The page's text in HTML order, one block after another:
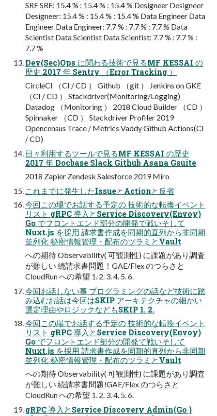
SRE SRE: 15.4 % : 15.4 % : 15.4 % Designeer Designeer
Designeer: 15.4 % : 15.4 % : 15.4 % Data Engineer Data
Engineer Data Engineer: 7.7 % : 7.7 % : 7.7 % Data
Scientist Data Scientist Data Scientist: 7.7 % : 7.7 % :
7.7 %
Dev(Sec)Ops に関わる技術で見るMF KESSAI の
歴史 2017 年 Sentry （Error Tracking ）
CircleCI （CI / CD ） Github （git ） Jenkins on GKE
（CI / CD ） Stackdriver(Monitoring/Logging)
Datadog （Monitoring ） 2018 Cloud Builder （CD ）
Spinnaker （CD ） Stackdriver Profiler 2019
Opencensus Trace / Metrics Vaddy Github Actions(CI
/ CD)
日々利用するツールで見るMF KESSAI の歴史
2017 年 Docbase Slack Github Asana Gsuite
2018 Zapier Zendesk Salesforce 2019 Miro
これまでに発生したIssueとActionと反省
今回この場でお話する予定の 技術的な転換イベント
リスト gRPC 導入とService Discovery(Envoy)
Go でフロントエンド部分の開発で戦いそして
Nuxt.js を採用 請求書作成を同期的直列から非同期
並列化 秘密情報管理・配布のツラミとVault
への期待 Observability( 可観測性) に課題があり調査
が難しい 続請求書問題！GAE/Flex のつらさと
CloudRun への希望 1. 2. 3. 4. 5. 6.
今回お話しない事 プログラミングの話など技術に踏
み込むお話は今回はSKIP アーキテクチャの細かい
選定理由やロジックなどもSKIP 1. 2.
今回この場でお話する予定の 技術的な転換イベント
リスト gRPC 導入とService Discovery(Envoy)
Go でフロントエンド部分の開発で戦いそして
Nuxt.js を採用 請求書作成を同期的直列から非同期
並列化 秘密情報管理・配布のツラミとVault
への期待 Observability( 可観測性) に課題があり調査
が難しい 続請求書問題!GAE/Flex のつらさと
CloudRun への希望 1. 2. 3. 4. 5. 6.
gRPC 導入とService Discovery Admin(Go )